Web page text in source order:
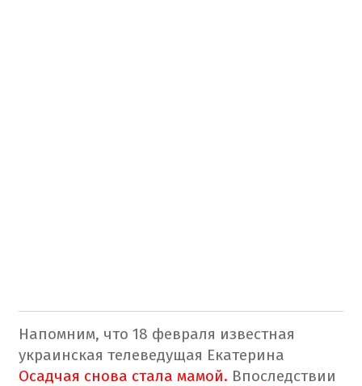
Напомним, что 18 февраля известная
украинская телеведущая Екатерина
Осадчая снова стала мамой. Впоследствии